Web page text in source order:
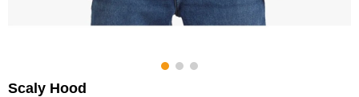
Scaly Hood